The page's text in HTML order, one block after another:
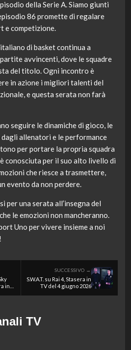
della Serie A. Siamo giunti
86 promette di regalare
e competizione.
di basket continua a
avvincenti, dove le squadre
del titolo. Ogni incontro è
in azione i migliori talenti del
e questa serata non farà
seguire le dinamiche di gioco, le
allenatori e le performance
per portare la propria squadra
conosciuta per il suo alto livello di
che riesce a trasmettere,
evento da non perdere.
per una serata all’insegna del
le emozioni non mancheranno.
Uno per vivere insieme a noi
in
SUCCESSIVO →
S.W.A.T. su Rai 4, Stasera in
TV del 4 giugno 2026
TV